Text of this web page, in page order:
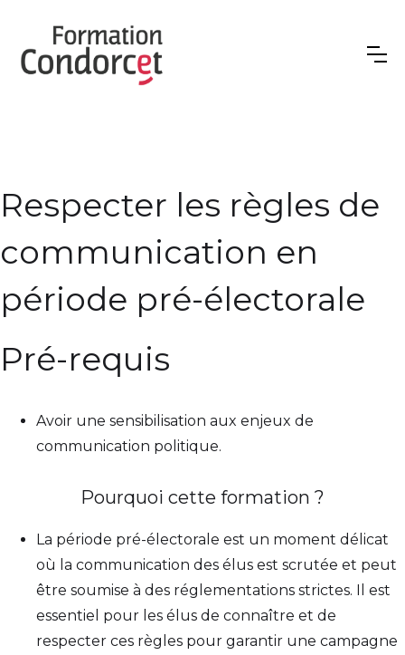
Respecter les règles de
communication en
période pré-électorale
Pré-requis
Avoir une sensibilisation aux enjeux de
communication politique.
Pourquoi cette formation ?
La période pré-électorale est un moment délicat
où la communication des élus est scrutée et peut
être soumise à des réglementations strictes. Il est
essentiel pour les élus de connaître et de
respecter ces règles pour garantir une campagne